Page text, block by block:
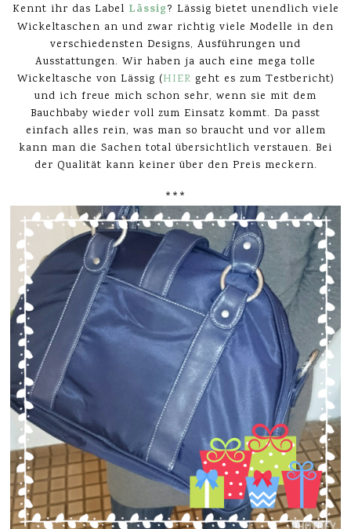
Kennt ihr das Label Lässig? Lässig bietet unendlich viele
Wickeltaschen an und zwar richtig viele Modelle in den
verschiedensten Designs, Ausführungen und
Ausstattungen. Wir haben ja auch eine mega tolle
Wickeltasche von Lässig (HIER geht es zum Testbericht)
und ich freue mich schon sehr, wenn sie mit dem
Bauchbaby wieder voll zum Einsatz kommt. Da passt
einfach alles rein, was man so braucht und vor allem
kann man die Sachen total übersichtlich verstauen. Bei
der Qualität kann keiner über den Preis meckern.
***